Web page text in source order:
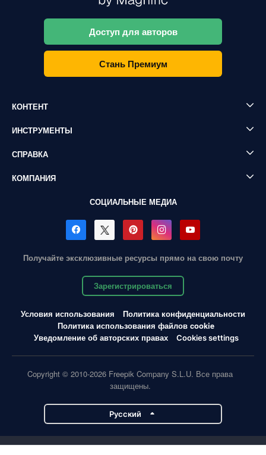
Доступ для авторов
Стань Премиум
КОНТЕНТ
ИНСТРУМЕНТЫ
СПРАВКА
КОМПАНИЯ
СОЦИАЛЬНЫЕ МЕДИА
Получайте эксклюзивные ресурсы прямо на свою почту
Зарегистрироваться
Условия использования
Политика конфиденциальности
Политика использования файлов cookie
Уведомление об авторских правах
Cookies settings
Copyright © 2010-2026 Freepik Company S.L.U. Все права
защищены.
Pусский